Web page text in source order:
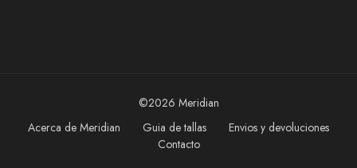
©2026 Meridian
Acerca de Meridian
Guia de tallas
Envios y devoluciones
Contacto
Añadir al carrito